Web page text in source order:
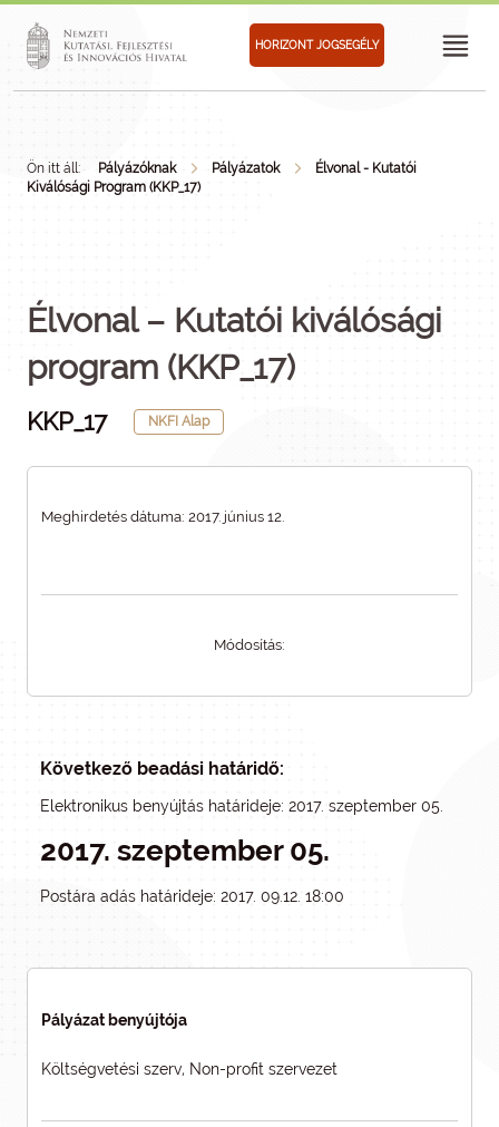
HORIZONT JOGSEGÉLY
Ön itt áll: Pályázóknak Pályázatok
Élvonal - Kutatói
Kiválósági Program (KKP_17)
Élvonal – Kutatói kiválósági
program (KKP_17)
KKP_17 NKFI Alap
Meghirdetés dátuma: 2017. június 12.
Módosítás:
Következő beadási határidő:
Elektronikus benyújtás határideje: 2017. szeptember 05.
2017. szeptember 05.
Postára adás határideje: 2017. 09.12. 18:00
Pályázat benyújtója
Költségvetési szerv, Non-profit szervezet